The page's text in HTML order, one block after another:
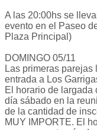
A las 20:00hs se
evento en el Paseo
Plaza Principal)
DOMINGO 05/11
Las primeras
entrada a Los
El horario de largada
día sábado en la
de la cantidad de
MUY IMPORTE. El